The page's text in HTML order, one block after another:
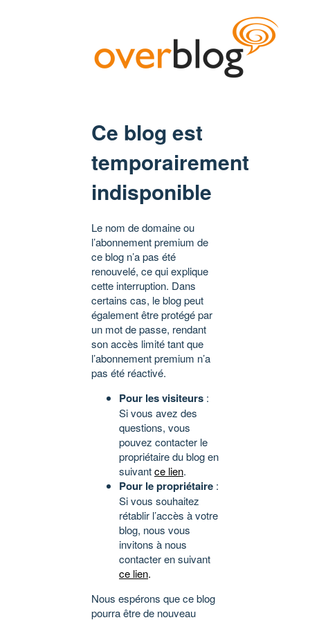
Ce blog est
temporairement
indisponible
Le nom de domaine ou
l’abonnement premium de
ce blog n’a pas été
renouvelé, ce qui explique
cette interruption. Dans
certains cas, le blog peut
également être protégé par
un mot de passe, rendant
son accès limité tant que
l’abonnement premium n’a
pas été réactivé.
Pour les visiteurs :
Si vous avez des
questions, vous
pouvez contacter le
propriétaire du blog en
suivantce lien.
Pour le propriétaire :
Si vous souhaitez
rétablir l’accès à votre
blog, nous vous
invitons à nous
contacter en suivant
ce lien.
Nous espérons que ce blog
pourra être de nouveau